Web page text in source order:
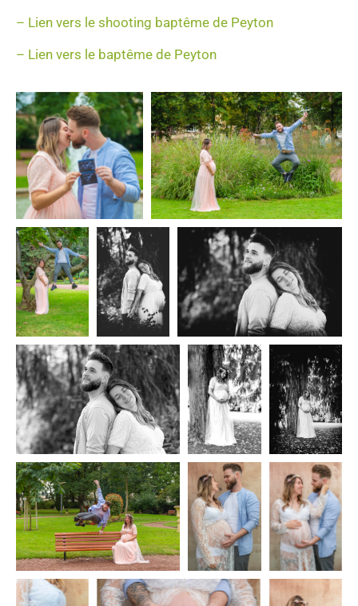
– Lien vers le shooting baptême de Peyton
– Lien vers le baptême de Peyton